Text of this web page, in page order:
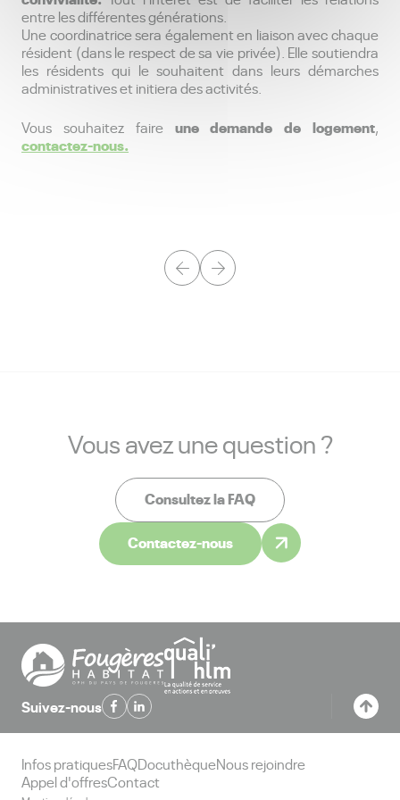
entre les différentes générations.
Une coordinatrice sera également en liaison avec chaque
résident (dans le respect de sa vie privée). Elle soutiendra
les résidents qui le souhaitent dans leurs démarches
administratives et initiera des activités.
Vous souhaitez faire une demande de logement,
contactez-nous.
Vous avez une question ?
Consultez la FAQ
Contactez-nous
Suivez-nous
Infos pratiquesFAQDocuthèqueNous rejoindre
Appel d'offresContact